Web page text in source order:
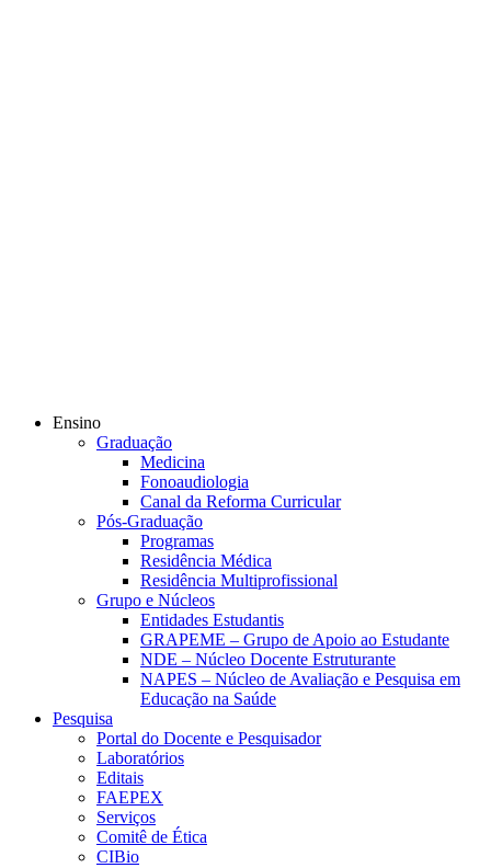
Ensino
Graduação
Medicina
Fonoaudiologia
Canal da Reforma Curricular
Pós-Graduação
Programas
Residência Médica
Residência Multiprofissional
Grupo e Núcleos
Entidades Estudantis
GRAPEME – Grupo de Apoio ao Estudante
NDE – Núcleo Docente Estruturante
NAPES – Núcleo de Avaliação e Pesquisa em
Educação na Saúde
Pesquisa
Portal do Docente e Pesquisador
Laboratórios
Editais
FAEPEX
Serviços
Comitê de Ética
CIBio